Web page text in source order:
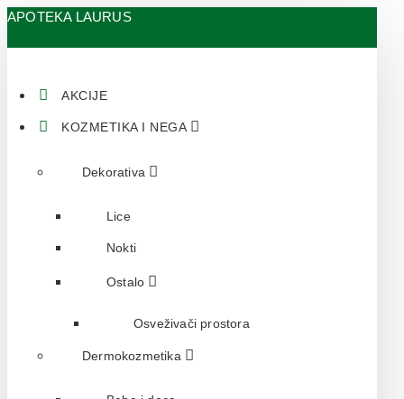
APOTEKA LAURUS
AKCIJE
KOZMETIKA I NEGA
Dekorativa
Lice
Nokti
Ostalo
Osveživači prostora
Dermokozmetika